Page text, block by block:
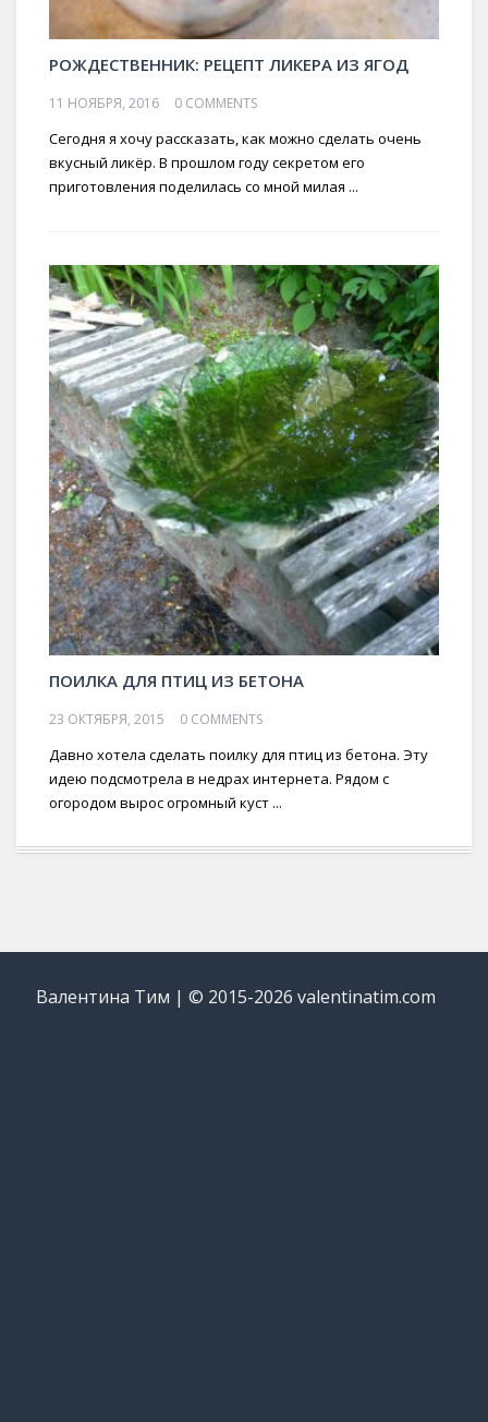
РОЖДЕСТВЕННИК: РЕЦЕПТ ЛИКЕРА ИЗ ЯГОД
11 НОЯБРЯ, 2016 0 COMMENTS
Сегодня я хочу рассказать, как можно сделать очень
вкусный ликёр. В прошлом году секретом его
приготовления поделилась со мной милая ...
ПОИЛКА ДЛЯ ПТИЦ ИЗ БЕТОНА
23 ОКТЯБРЯ, 2015 0 COMMENTS
Давно хотела сделать поилку для птиц из бетона. Эту
идею подсмотрела в недрах интернета. Рядом с
огородом вырос огромный куст ...
Валентина Тим | © 2015-2026 valentinatim.com